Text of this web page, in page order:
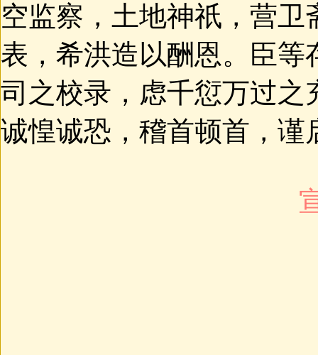
空监察，土地神祇，营
表，希洪造以酬恩。臣
司之校录，虑千愆万过
诚惶诚恐，稽首顿首，谨